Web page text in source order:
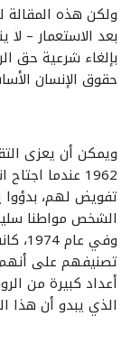
ولكن هذه
بعد الاستعمار –
بإلغاء شرعية حق
حقوق الإنسان
ويمكن أن يعزى
1962 عندما
تفويض لهم،
الشخص مواطنا
وفي
تصنيفهم على أنهم
أعداد كبيرة من
الذي يبدو أن هذا